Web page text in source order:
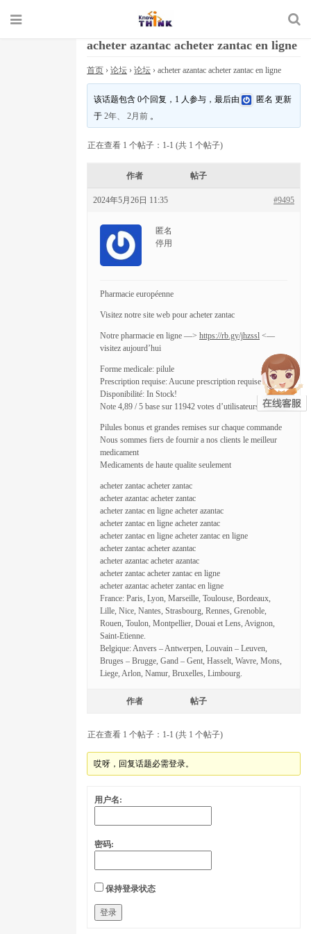
acheter azantac acheter zantac en ligne
首页 › 论坛 › 论坛 › acheter azantac acheter zantac en ligne
该话题包含 0个回复，1 人参与，最后由 匿名 更新
于2年、 2月前 。
正在查看 1 个帖子：1-1 (共 1 个帖子)
作者 帖子
2024年5月26日 11:35 #9495
匿名
停用
Pharmacie européenne
Visitez notre site web pour acheter zantac
Notre pharmacie en ligne —> https://rb.gy/jhzssl <—
visitez aujourd’hui
Forme medicale: pilule
Prescription requise: Aucune prescription requise
Disponibilité: In Stock!
Note 4,89 / 5 base sur 11942 votes d’utilisateurs
Pilules bonus et grandes remises sur chaque commande
Nous sommes fiers de fournir a nos clients le meilleur
medicament
Medicaments de haute qualite seulement
acheter zantac acheter zantac
acheter azantac acheter zantac
acheter zantac en ligne acheter azantac
acheter zantac en ligne acheter zantac
acheter zantac en ligne acheter zantac en ligne
acheter zantac acheter azantac
acheter azantac acheter azantac
acheter zantac acheter zantac en ligne
acheter azantac acheter zantac en ligne
France: Paris, Lyon, Marseille, Toulouse, Bordeaux,
Lille, Nice, Nantes, Strasbourg, Rennes, Grenoble,
Rouen, Toulon, Montpellier, Douai et Lens, Avignon,
Saint-Etienne.
Belgique: Anvers – Antwerpen, Louvain – Leuven,
Bruges – Brugge, Gand – Gent, Hasselt, Wavre, Mons,
Liege, Arlon, Namur, Bruxelles, Limbourg.
作者 帖子
正在查看 1 个帖子：1-1 (共 1 个帖子)
哎呀，回复话题必需登录。
用户名:
密码:
保持登录状态
登录